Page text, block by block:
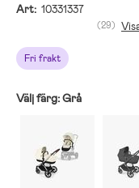
Art: 10331337
Fri frakt
(29)
Välj färg:Grå